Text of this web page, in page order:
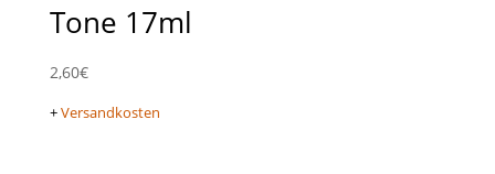
Tone 17ml
2,60€
+Versandkosten